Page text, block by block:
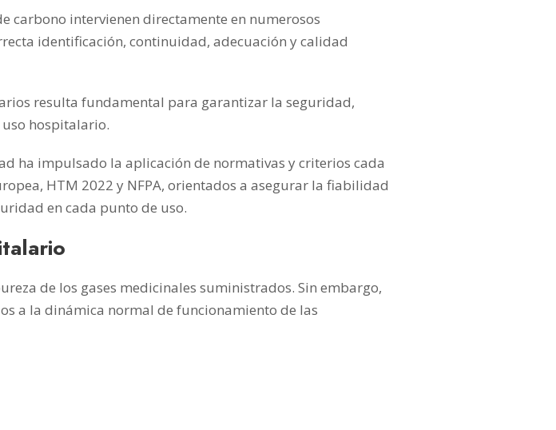
carbono intervienen directamente en numerosos
identificación, continuidad, adecuación y calidad
resulta fundamental para garantizar la seguridad,
hospitalario.
ha impulsado la aplicación de normativas y criterios cada
HTM 2022 y NFPA, orientados a asegurar la fiabilidad
en cada punto de uso.
de los gases medicinales suministrados. Sin embargo,
a la dinámica normal de funcionamiento de las